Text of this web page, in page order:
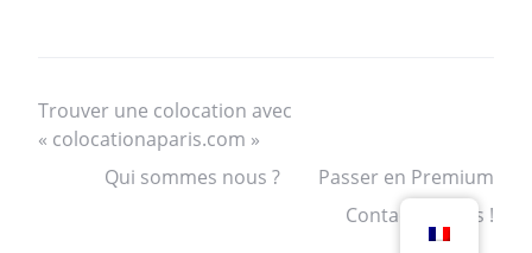
Trouver une colocation avec
« colocationaparis.com »
Qui sommes nous ?
Passer en Premium
Contactez nous !